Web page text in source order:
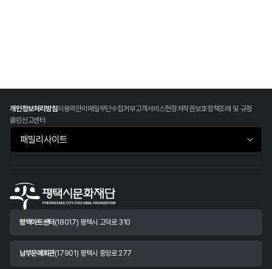
개인정보처리방침이용약관이메일무단수집거부고객서비스헌장저작권보호정책조례 및 규정
클린신고센터
패밀리사이트 바로가기
평택아트센터 (18017) 평택시 고덕로 310
남부문예회관(17901) 평택시 중앙로 277